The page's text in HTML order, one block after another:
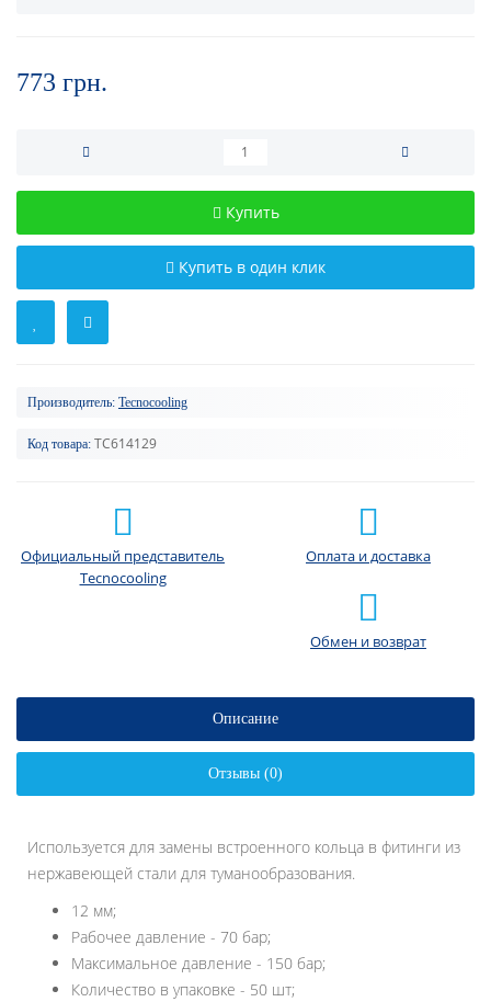
773 грн.
Купить
Купить в один клик
Производитель: Tecnocooling
Код товара: TC614129
Официальный представитель
Tecnocooling
Оплата и доставка
Обмен и возврат
Описание
Отзывы (0)
Используется для замены встроенного кольца в фитинги из
нержавеющей стали для туманообразования.
12 мм;
Рабочее давление - 70 бар;
Максимальное давление - 150 бар;
Количество в упаковке - 50 шт;